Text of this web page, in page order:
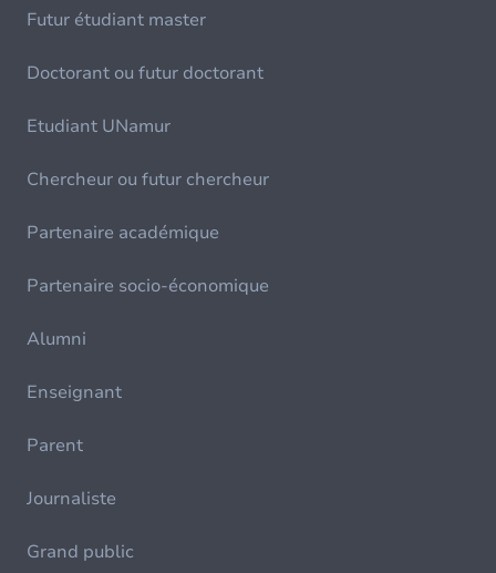
Futur étudiant master
Doctorant ou futur doctorant
Etudiant UNamur
Chercheur ou futur chercheur
Partenaire académique
Partenaire socio-économique
Alumni
Enseignant
Parent
Journaliste
Grand public